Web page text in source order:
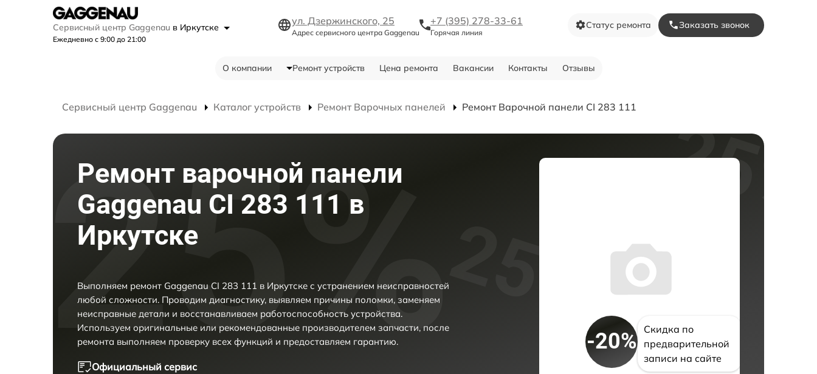
Сервисный центр Gaggenau в Иркутске
Ежедневно с 9:00 до 21:00
ул. Дзержинского, 25
Адрес сервисного центра Gaggenau
+7 (395) 278-33-61
Горячая линия
Статус ремонта Заказать звонок
О компании Ремонт устройств Цена ремонта Вакансии Контакты Отзывы
Сервисный центр Gaggenau Каталог устройств Ремонт Варочных панелей Ремонт Варочной панели CI 283 111
Ремонт варочной панели
Gaggenau CI 283 111 в
Иркутске
Выполняем ремонт Gaggenau CI 283 111 в Иркутске с устранением неисправностей
любой сложности. Проводим диагностику, выявляем причины поломки, заменяем
неисправные детали и восстанавливаем работоспособность устройства.
Используем оригинальные или рекомендованные производителем запчасти, после
ремонта выполняем проверку всех функций и предоставляем гарантию.
Официальный сервис
-20%
Скидка по
предварительной
записи на сайте